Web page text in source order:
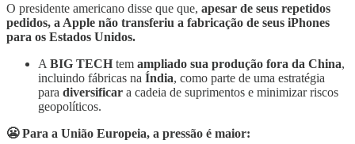
O presidente americano disse que que, apesar de seus repetidos
pedidos, a Apple não transferiu a fabricação de seus iPhones
para os Estados Unidos.
A BIG TECH tem ampliado sua produção fora da China,
incluindo fábricas na Índia, como parte de uma estratégia
para diversificar a cadeia de suprimentos e minimizar riscos
geopolíticos.
😬 Para a União Europeia, a pressão é maior: